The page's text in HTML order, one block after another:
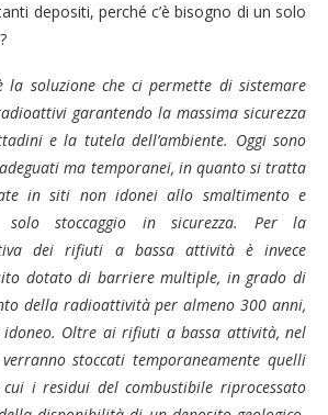
depositi, perché c’è bisogno di un solo
la soluzione che ci permette di sistemare
garantendo la massima sicurezza
e la tutela dell’ambiente. Oggi sono
ma temporanei, in quanto si tratta
in siti non idonei allo smaltimento e
stoccaggio in sicurezza. Per la
dei rifiuti a bassa attività è invece
dotato di barriere multiple, in grado di
della radioattività per almeno 300 anni,
Oltre ai rifiuti a bassa attività, nel
stoccati temporaneamente quelli
i residui del combustibile riprocessato